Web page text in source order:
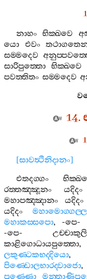
නාහං භික‍්ඛවෙ
යො
එවං
සම‍්මදෙව
සාරිපුත‍්තො භික‍්ඛවෙ
පවත‍්තිතං සම‍්මදෙව
14.
[සාවත්‍ථිනිදානං]
එතදග‍්ගං
රත‍්තඤ‍්ඤූනං
යදිදං
මහාපඤ‍්ඤානං
යදිදං
යදිදං
මහාකස‍්සපො, -පෙ-
-පෙ-
කාළිගොධායපුත‍්තො,
ලකුණ‍්ටකභද‍්දියො,
පිණ‍්ඩොලභාරද‍්වාජො
පුණ‍්ණො